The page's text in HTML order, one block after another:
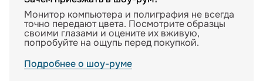
Монитор компьютера и полиграфия не всегда
точно передают цвета. Посмотрите образцы
своими глазами и оцените их вживую,
попробуйте на ощупь перед покупкой.
Подробнее о шоу-руме